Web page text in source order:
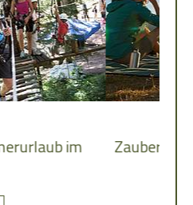
im Südtiroler